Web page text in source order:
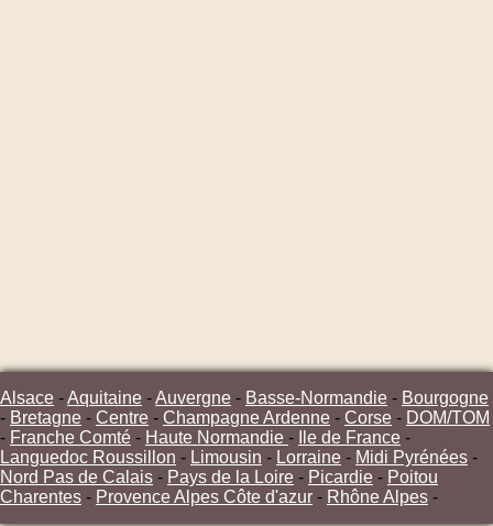
Alsace -Aquitaine -Auvergne - Basse-Normandie - Bourgogne
- Bretagne - Centre - Champagne Ardenne - Corse - DOM/TOM
- Franche Comté - Haute Normandie - Ile de France -
Languedoc Roussillon - Limousin - Lorraine - Midi Pyrénées -
Nord Pas de Calais - Pays de la Loire - Picardie - Poitou
Charentes - Provence Alpes Côte d'azur - Rhône Alpes -